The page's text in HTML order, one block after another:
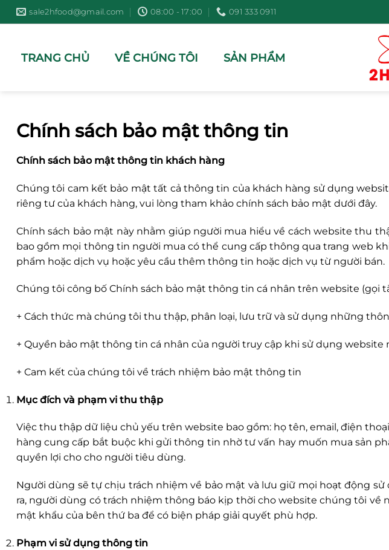
qua
dung
sale2hfood@gmail.com 08:00 - 17:00 091 333 0911
TRANG CHỦ VỀ CHÚNG TÔI SẢN PHẨM
Chính sách bảo mật thông tin
Chính sách bảo mật thông tin khách hàng
Chúng tôi cam kết bảo mật tất cả thông tin của khách hàng sử dụng
riêng tư của khách hàng, vui lòng tham khảo chính sách bảo mật dưới đây.
Chính sách bảo mật này nhằm giúp người mua hiểu về cách website thu
bao gồm mọi thông tin người mua có thể cung cấp thông qua trang web
phẩm hoặc dịch vụ hoặc yêu cầu thêm thông tin hoặc dịch vụ từ người bán.
Chúng tôi công bố Chính sách bảo mật thông tin cá nhân trên website (gọi
+ Cách thức mà chúng tôi thu thập, phân loại, lưu trữ và sử dụng những
+ Quyền bảo mật thông tin cá nhân của người truy cập khi sử dụng website
+ Cam kết của chúng tôi về trách nhiệm bảo mật thông tin
Mục đích và phạm vi thu thập
Việc thu thập dữ liệu chủ yếu trên website bao gồm: họ tên, email, điện
hàng cung cấp bắt buộc khi gửi thông tin nhờ tư vấn hay muốn mua sản
quyền lợi cho cho người tiêu dùng.
Người dùng sẽ tự chịu trách nhiệm về bảo mật và lưu giữ mọi hoạt động
ra, người dùng có trách nhiệm thông báo kịp thời cho website chúng tôi
mật khẩu của bên thứ ba để có biện pháp giải quyết phù hợp.
Phạm vi sử dụng thông tin